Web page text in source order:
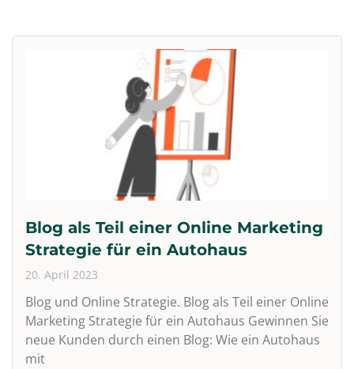
Blog als Teil einer Online Marketing
Strategie für ein Autohaus
20. April 2023
Blog und Online Strategie. Blog als Teil einer Online
Marketing Strategie für ein Autohaus Gewinnen Sie
neue Kunden durch einen Blog: Wie ein Autohaus
mit